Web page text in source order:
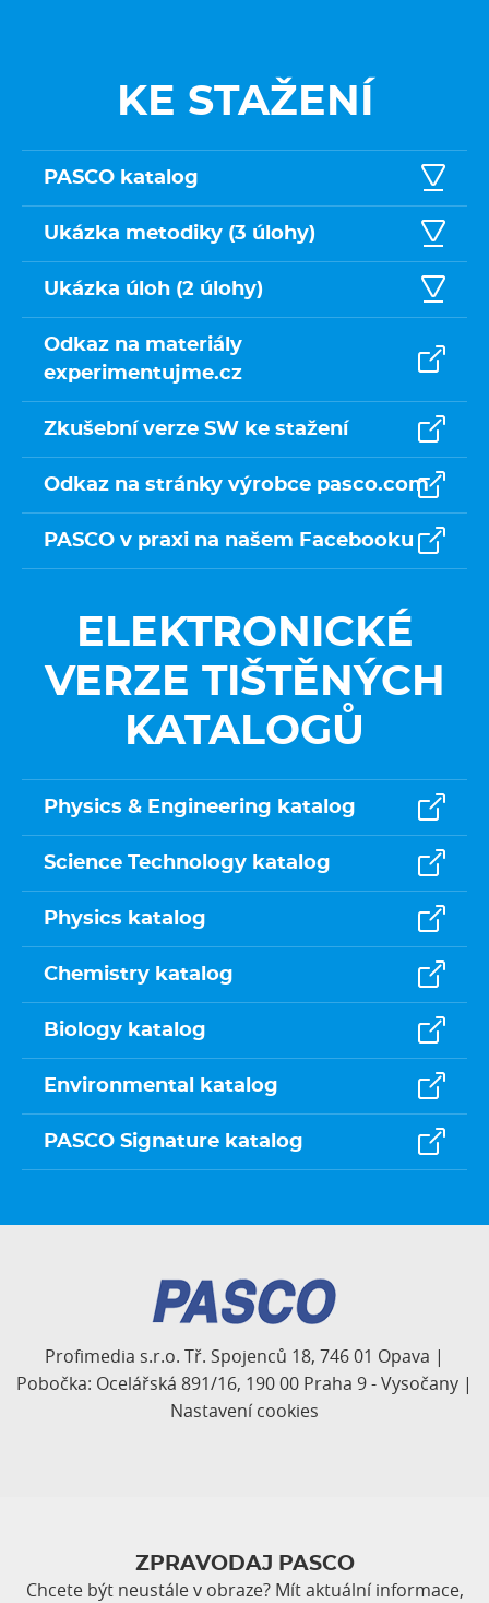
KE STAŽENÍ
PASCO katalog
Ukázka metodiky (3 úlohy)
Ukázka úloh (2 úlohy)
Odkaz na materiály
experimentujme.cz
Zkušební verze SW ke stažení
Odkaz na stránky výrobce pasco.com
PASCO v praxi na našem Facebooku
ELEKTRONICKÉ
VERZE TIŠTĚNÝCH
KATALOGŮ
Physics & Engineering katalog
Science Technology katalog
Physics katalog
Chemistry katalog
Biology katalog
Environmental katalog
PASCO Signature katalog
Profimedia s.r.o. Tř. Spojenců 18, 746 01 Opava |
Pobočka: Ocelářská 891/16, 190 00 Praha 9 - Vysočany |
Nastavení cookies
ZPRAVODAJ PASCO
Chcete být neustále v obraze? Mít aktuální informace,